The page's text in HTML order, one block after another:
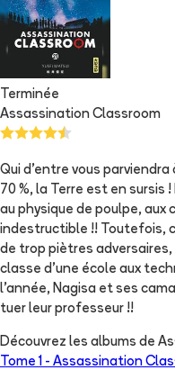
Terminée
Assassination Classroom
Qui d'entre vous
70 %, la Terre est en
au physique de poulpe,
indestructible !! Toutefois,
de trop piètres adversaires,
classe d'une école aux
l'année, Nagisa et ses
tuer leur professeur !!
Découvrez les albums de
Tome 1 - Assassination